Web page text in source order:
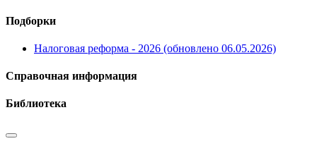
Подборки
Налоговая реформа - 2026 (обновлено 06.05.2026)
Справочная информация
Библиотека